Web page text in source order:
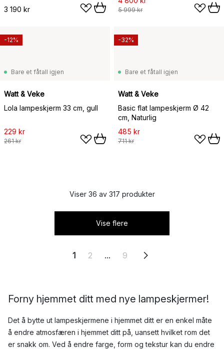
3 190 kr 5 999 kr
Bare et fåtall igjen
Watt & Veke
Lola lampeskjerm 33 cm, gull
229 kr
261 kr
-12%
Bare et fåtall igjen
Watt & Veke
Basic flat lampeskjerm Ø 42
cm, Naturlig
485 kr
711 kr
-32%
Viser 36 av 317 produkter
Vise flere
1 2 ... 9
Forny hjemmet ditt med nye lampeskjermer!
Det å bytte ut lampeskjermene i hjemmet ditt er en enkel måte
å endre atmosfæren i hjemmet ditt på, uansett hvilket rom det
er snakk om. Ved å endre farge, form og tekstur kan du endre